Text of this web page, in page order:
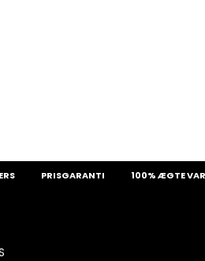
PRISGARANTI 100% ÆGTE